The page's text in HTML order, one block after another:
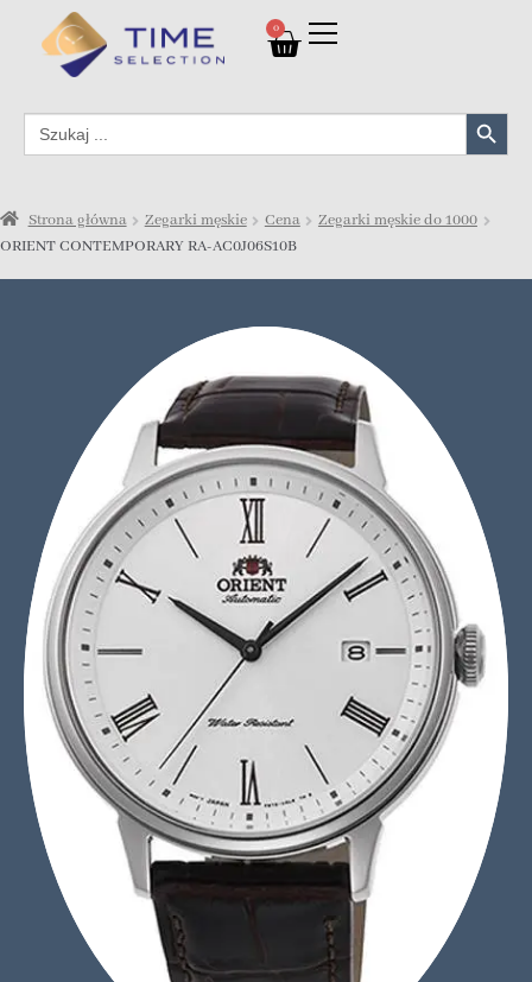
0
Search
for:
Search Button
Strona główna Zegarki męskie Cena
Zegarki męskie do 1000
ORIENT CONTEMPORARY RA-AC0J06S10B